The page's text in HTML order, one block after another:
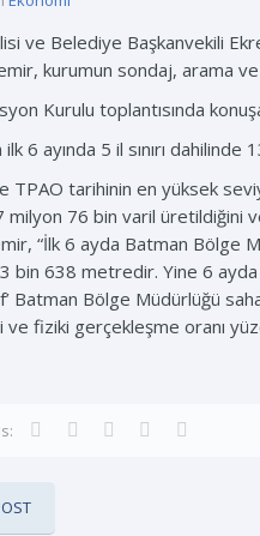
ve Belediye Başkanvekili
kurumun sondaj, arama ve
Kurulu toplantısında
ilk 6 ayında 5 il sınırı
TPAO tarihinin en yüksek
milyon 76 bin varil üretildiğini
“İlk 6 ayda Batman Bölge
bin 638 metredir. Yine 6 ayda
Batman Bölge Müdürlüğü
ve fiziki gerçekleşme oranı